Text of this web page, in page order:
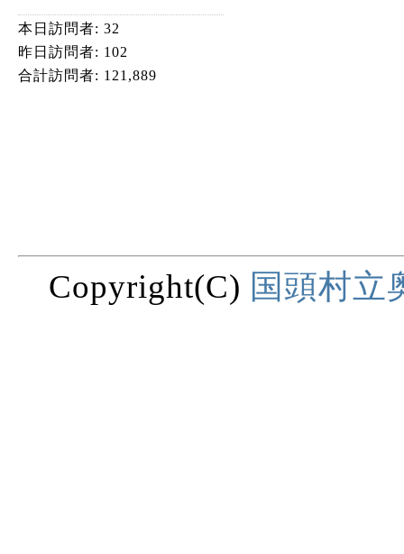
本日訪問者: 32
昨日訪問者: 102
合計訪問者: 121,889
Copyright(C) 国頭村立